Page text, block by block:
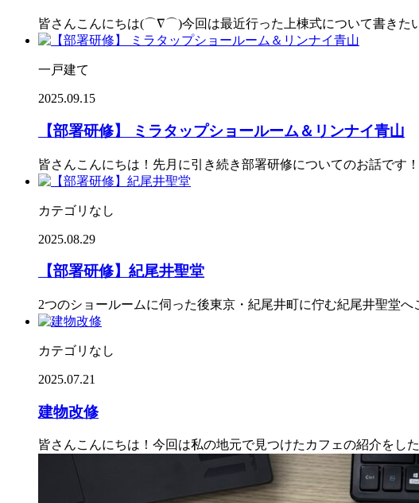
皆さんこんにちは(⌒∇⌒)今回は最近行った上棟式について書き
一戸建て
2025.09.15
【部署研修】 ミラタップショールーム＆リンナイ青山
皆さんこんにちは！先月に引き続き部署研修についてのお話で
カテゴリなし
2025.08.29
【部署研修】紀尾井聖堂
2つのショールームに伺った後東京・紀尾井町に佇む紀尾井聖堂
カテゴリなし
2025.07.21
建物改修
皆さんこんにちは！今回は私の地元で見つけたカフェの紹介を